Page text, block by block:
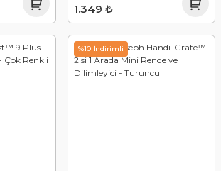
1.349 ₺
%10 İndirimli